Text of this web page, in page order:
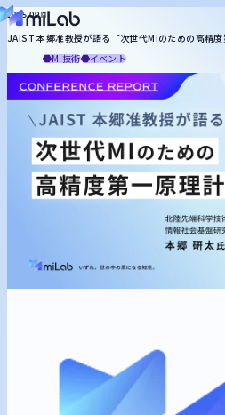
2025.09.11
JAIST 本郷准教授が語る「次世代MIのための高精度
MI技術
イベント
役割から探す
トピックから探す
統計・機械学習 MI技術 生成AI DX推進
キーワードから探す
miLabについて
記事一覧
お役立ち資料
メルマガ登録
お問い合わせ